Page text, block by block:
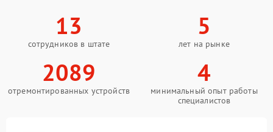
13
сотрудников в штате
5
лет на рынке
2089
отремонтированных устройств
4
минимальный опыт работы
специалистов